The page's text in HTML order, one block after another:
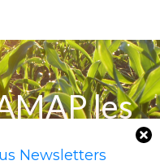
les
Newsletters